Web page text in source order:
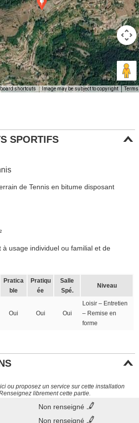
shortcuts Image may be subject to copyright Terms
SPORTIFS
de Tennis en bitume disposant
à usage individuel ou familial et de
Pratica
ble
Pratiqu
ée
Salle
Spé.
Niveau
Oui Oui Oui
Loisir – Entretien
– Remise en
forme
ou proposez un service sur cette installation
librement cette partie.
Non renseigné
Non renseigné